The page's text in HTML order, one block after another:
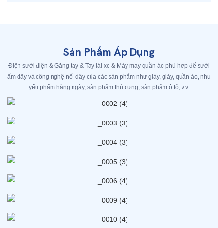
Sản Phẩm Áp Dụng
Điện sưởi điện & Găng tay & Tay lái xe & Máy may quần áo phù hợp để sưởi
ấm dây và công nghệ nối dây của các sản phẩm như giày, giày, quần áo, nhu
yếu phẩm hàng ngày, sản phẩm thú cưng, sản phẩm ô tô, v.v.